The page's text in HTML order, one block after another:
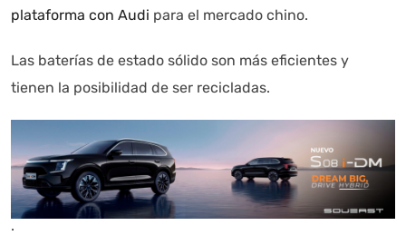
plataforma con Audi para el mercado chino.
Las baterías de estado sólido son más eficientes y
tienen la posibilidad de ser recicladas.
.